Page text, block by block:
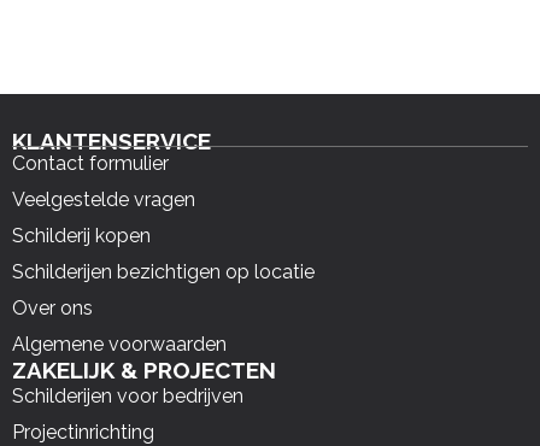
KLANTENSERVICE
Contact formulier
Veelgestelde vragen
Schilderij kopen
Schilderijen bezichtigen op locatie
Over ons
Algemene voorwaarden
ZAKELIJK & PROJECTEN
Schilderijen voor bedrijven
Projectinrichting